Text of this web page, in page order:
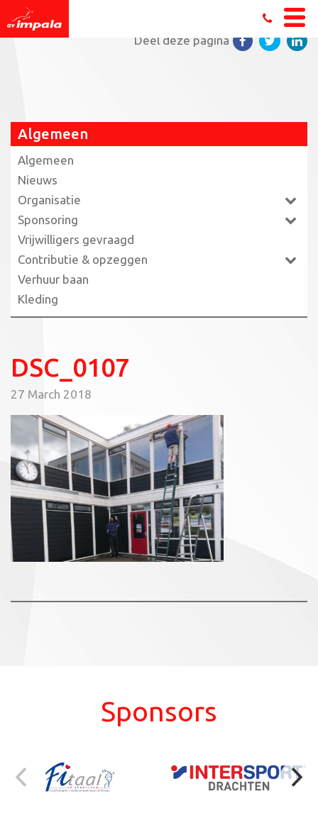
Home»Klussendag: komt allen!
Deel deze pagina
Algemeen
Algemeen
Nieuws
Organisatie
Sponsoring
Vrijwilligers gevraagd
Contributie & opzeggen
Verhuur baan
Kleding
DSC_0107
27 March 2018
Sponsors